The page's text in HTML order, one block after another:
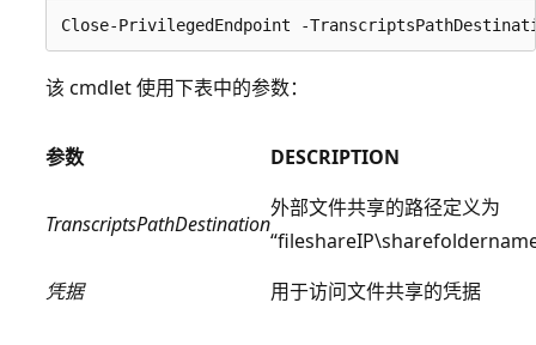
该 cmdlet 使用下表中的参数：
参数 DESCRIPTION
TranscriptsPathDestination
外部文件共享的路径定义为
凭据
用于访问文件共享的凭据